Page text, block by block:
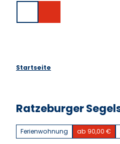
Startseite
Ratzeburger
Ferienwohnung ab 90,00 €